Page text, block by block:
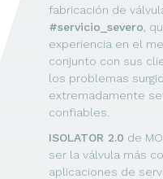
fabricación de
#servicio_severo ,
experiencia en el
conjunto con sus
los problemas
extremadamente
confiables.
ISOLATOR 2.0 de
ser la válvula más
aplicaciones de